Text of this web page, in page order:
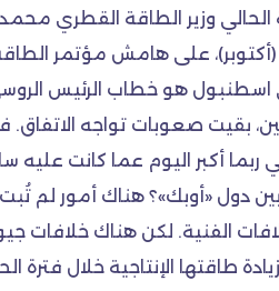
وزير الطاقة القطري محمد
اسطنبول هو خطاب الرئيس
بقيت صعوبات تواجه الاتفاق.
ربما أكبر اليوم عما كانت عليه
«أوبك»؟ هناك أمور لم تُبت
الفنية. لكن هناك خلافات
طاقتها الإنتاجية خلال